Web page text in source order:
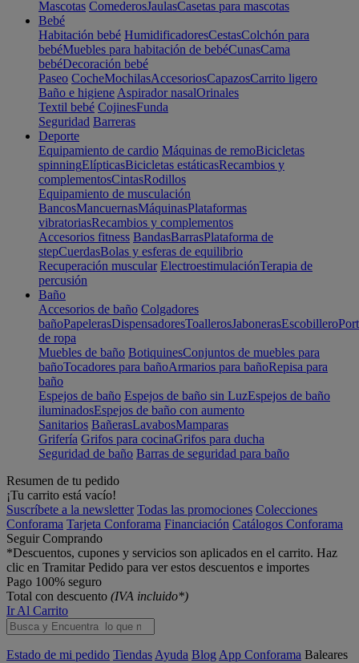
Mascotas ComederosJaulasCasetas para mascotas
Bebé
Habitación bebé HumidificadoresCestasColchón para
bebéMuebles para habitación de bebéCunasCama
bebéDecoración bebé
Paseo CocheMochilasAccesoriosCapazosCarrito ligero
Baño e higiene Aspirador nasalOrinales
Textil bebé CojinesFunda
Seguridad Barreras
Deporte
Equipamiento de cardio Máquinas de remoBicicletas
spinningElípticasBicicletas estáticasRecambios y
complementosCintasRodillos
Equipamiento de musculación
BancosMancuernasMáquinasPlataformas
vibratoriasRecambios y complementos
Accesorios fitness BandasBarrasPlataforma de
stepCuerdasBolas y esferas de equilibrio
Recuperación muscular ElectroestimulaciónTerapia de
percusión
Baño
Accesorios de baño Colgadores
bañoPapelerasDispensadoresToallerosJabonerasEscobillero
de ropa
Muebles de baño BotiquinesConjuntos de muebles para
bañoTocadores para bañoArmarios para bañoRepisa para
baño
Espejos de baño Espejos de baño sin LuzEspejos de baño
iluminadosEspejos de baño con aumento
Sanitarios BañerasLavabosMamparas
Grifería Grifos para cocinaGrifos para ducha
Seguridad de baño Barras de seguridad para baño
Resumen de tu pedido
¡Tu carrito está vacío!
Suscríbete a la newsletter Todas las promociones Colecciones
Conforama Tarjeta Conforama Financiación Catálogos Conforama
Seguir Comprando
*Descuentos, cupones y servicios son aplicados en el carrito. Haz
clic en Tramitar Pedido para ver estos descuentos e importes
Pago 100% seguro
Total con descuento (IVA incluido*)
Ir Al Carrito
Estado de mi pedido Tiendas Ayuda Blog App Conforama Baleares